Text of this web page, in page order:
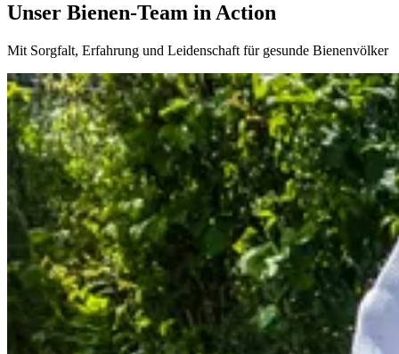
Unser Bienen-Team in Action
Mit Sorgfalt, Erfahrung und Leidenschaft für gesunde Bienenvölker